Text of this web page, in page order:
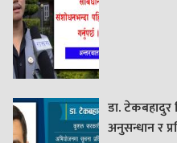
डा.
अनुसन्धान र